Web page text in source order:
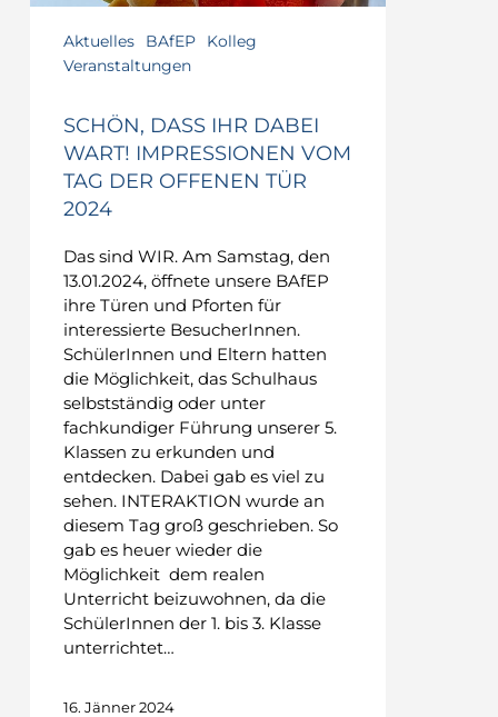
Aktuelles BAfEP
Kolleg
Veranstaltungen
SCHÖN, DASS IHR DABEI
WART! IMPRESSIONEN VOM
TAG DER OFFENEN TÜR
2024
Das sind WIR. Am Samstag, den
13.01.2024, öffnete unsere BAfEP
ihre Türen und Pforten für
interessierte BesucherInnen.
SchülerInnen und Eltern hatten
die Möglichkeit, das Schulhaus
selbstständig oder unter
fachkundiger Führung unserer 5.
Klassen zu erkunden und
entdecken. Dabei gab es viel zu
sehen. INTERAKTION wurde an
diesem Tag groß geschrieben. So
gab es heuer wieder die
Möglichkeit dem realen
Unterricht beizuwohnen, da die
SchülerInnen der 1. bis 3. Klasse
unterrichtet…
16. Jänner 2024